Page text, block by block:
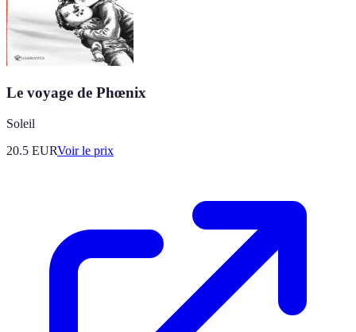
Le voyage de Phœnix
Soleil
20.5 EURVoir le prix